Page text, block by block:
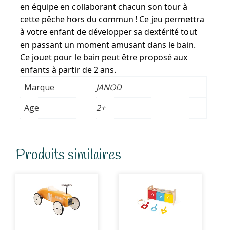
en équipe en collaborant chacun son tour à
cette pêche hors du commun ! Ce jeu permettra
à votre enfant de développer sa dextérité tout
en passant un moment amusant dans le bain.
Ce jouet pour le bain peut être proposé aux
enfants à partir de 2 ans.
Marque
JANOD
Age
2+
Produits similaires